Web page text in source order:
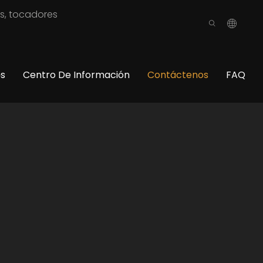
tocadores
Centro De Información Contáctenos FAQ